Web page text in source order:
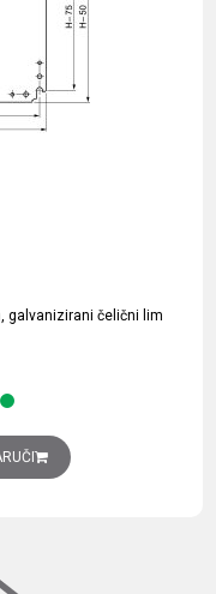
galvanizirani čelični lim
ploča V1000xŠ800mm,